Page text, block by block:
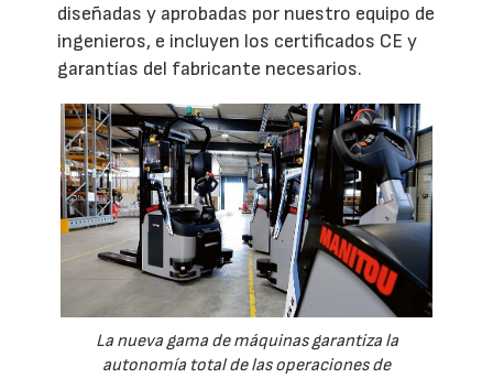
diseñadas y aprobadas por nuestro equipo de
ingenieros, e incluyen los certificados CE y
garantías del fabricante necesarios.
La nueva gama de máquinas garantiza la
autonomía total de las operaciones de